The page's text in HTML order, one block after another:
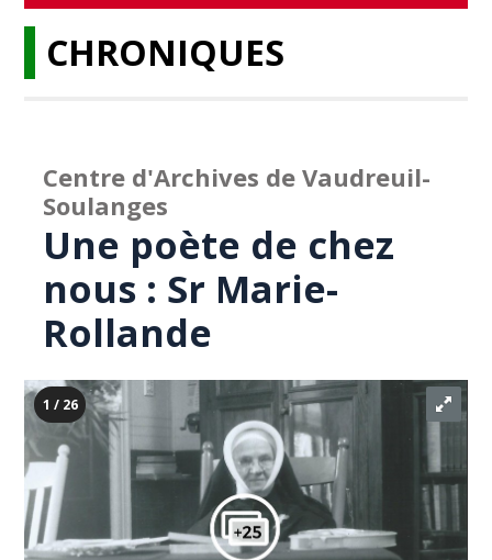
CHRONIQUES
Centre d'Archives de Vaudreuil-
Soulanges
Une poète de chez
nous : Sr Marie-
Rollande
1 / 26